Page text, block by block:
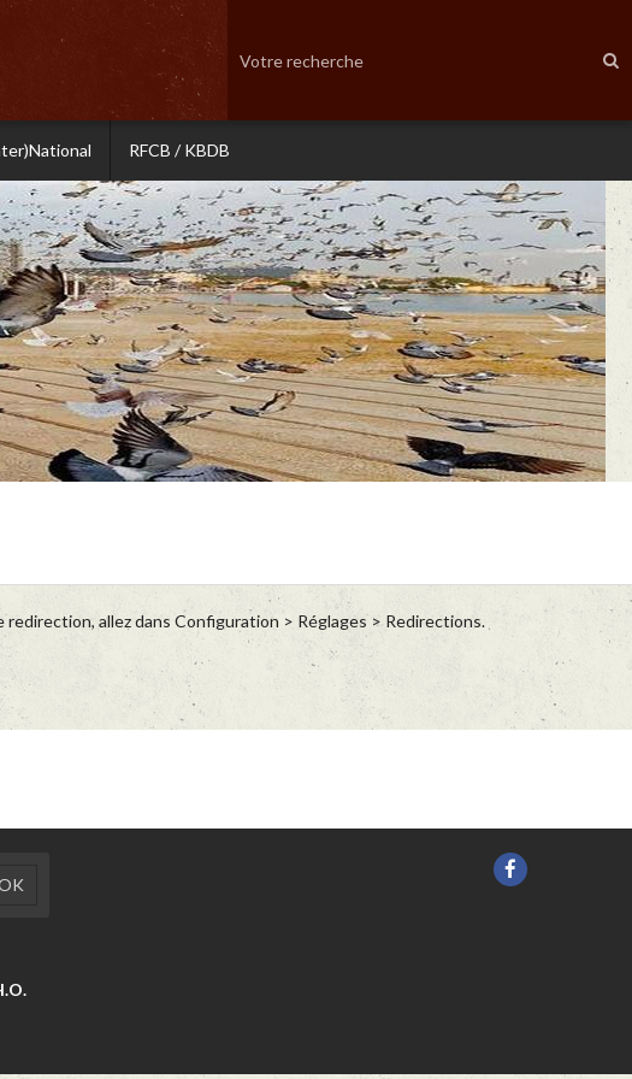
RFCB / KBDB
allez dans Configuration > Réglages > Redirections.